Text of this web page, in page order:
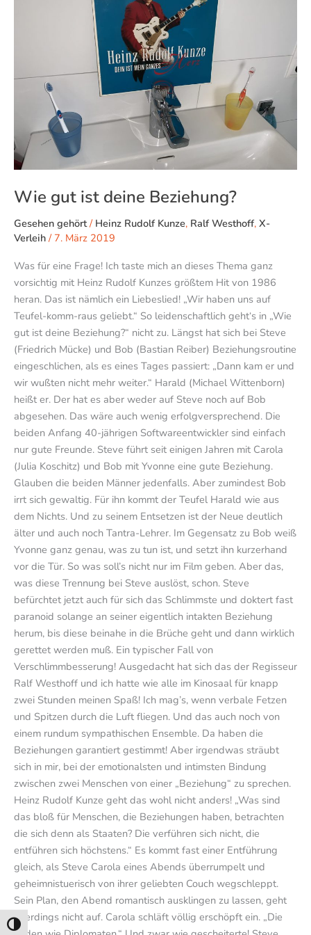
Umschalten auf hohe Kontraste
Wie gut ist deine Beziehung?
Gesehen gehört/ Heinz Rudolf Kunze, Ralf Westhoff, X-
Verleih / 7. März 2019
Was für eine Frage! Ich taste mich an dieses Thema ganz
vorsichtig mit Heinz Rudolf Kunzes größtem Hit von 1986
heran. Das ist nämlich ein Liebeslied! „Wir haben uns auf
Teufel-komm-raus geliebt.“ So leidenschaftlich geht‘s in „Wie
gut ist deine Beziehung?“ nicht zu. Längst hat sich bei Steve
(Friedrich Mücke) und Bob (Bastian Reiber) Beziehungsroutine
eingeschlichen, als es eines Tages passiert: „Dann kam er und
wir wußten nicht mehr weiter.“ Harald (Michael Wittenborn)
heißt er. Der hat es aber weder auf Steve noch auf Bob
abgesehen. Das wäre auch wenig erfolgversprechend. Die
beiden Anfang 40-jährigen Softwareentwickler sind einfach
nur gute Freunde. Steve führt seit einigen Jahren mit Carola
(Julia Koschitz) und Bob mit Yvonne eine gute Beziehung.
Glauben die beiden Männer jedenfalls. Aber zumindest Bob
irrt sich gewaltig. Für ihn kommt der Teufel Harald wie aus
dem Nichts. Und zu seinem Entsetzen ist der Neue deutlich
älter und auch noch Tantra-Lehrer. Im Gegensatz zu Bob weiß
Yvonne ganz genau, was zu tun ist, und setzt ihn kurzerhand
vor die Tür. So was soll’s nicht nur im Film geben. Aber das,
was diese Trennung bei Steve auslöst, schon. Steve
befürchtet jetzt auch für sich das Schlimmste und doktert fast
paranoid solange an seiner eigentlich intakten Beziehung
herum, bis diese beinahe in die Brüche geht und dann wirklich
gerettet werden muß. Ein typischer Fall von
Verschlimmbesserung! Ausgedacht hat sich das der Regisseur
Ralf Westhoff und ich hatte wie alle im Kinosaal für knapp
zwei Stunden meinen Spaß! Ich mag’s, wenn verbale Fetzen
und Spitzen durch die Luft fliegen. Und das auch noch von
einem rundum sympathischen Ensemble. Da haben die
Beziehungen garantiert gestimmt! Aber irgendwas sträubt
sich in mir, bei der emotionalsten und intimsten Bindung
zwischen zwei Menschen von einer „Beziehung“ zu sprechen.
Heinz Rudolf Kunze geht das wohl nicht anders! „Was sind
das bloß für Menschen, die Beziehungen haben, betrachten
die sich denn als Staaten? Die verführen sich nicht, die
entführen sich höchstens.“ Es kommt fast einer Entführung
gleich, als Steve Carola eines Abends überrumpelt und
geheimnistuerisch von ihrer geliebten Couch wegschleppt.
Sein Plan, den Abend romantisch ausklingen zu lassen, geht
allerdings nicht auf. Carola schläft völlig erschöpft ein. „Die